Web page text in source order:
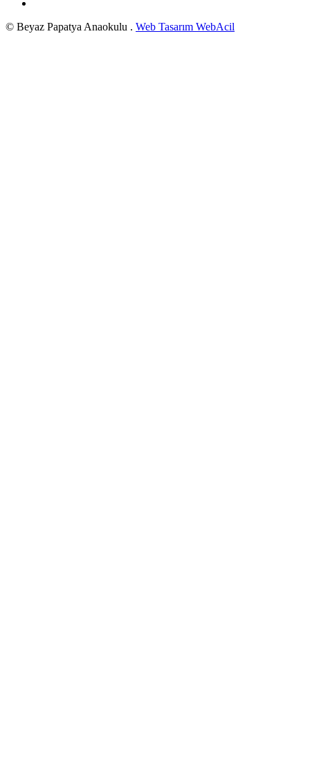
© Beyaz Papatya Anaokulu . Web Tasarım WebAcil